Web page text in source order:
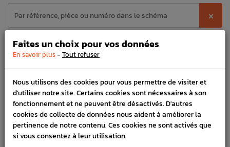
⨉
N° PIÉCE ET RÉFÉRENCE
268,00 € Voir toutes les options
28315A Joint étanchéité moyeu av/ar Origine
Subaru WRX 01-07 STI 01-04 GT 93-00
FORESTER 97-02/05-07
21,66 € 
Faites un choix pour vos données
En savoir plus- Tout refuser
Nous utilisons des cookies pour vous permettre de visiter et
d'utiliser notre site. Certains cookies sont nécessaires à son
fonctionnement et ne peuvent être désactivés. D'autres
cookies de collecte de données nous aident à améliorer la
pertinence de notre contenu. Ces cookies ne sont activés que
si vous consentez à leur utilisation.